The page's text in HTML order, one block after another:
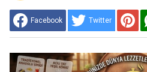
Facebook Twitter